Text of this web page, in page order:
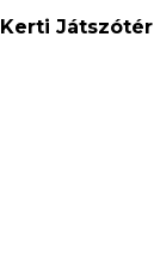
Kerti Játszótér